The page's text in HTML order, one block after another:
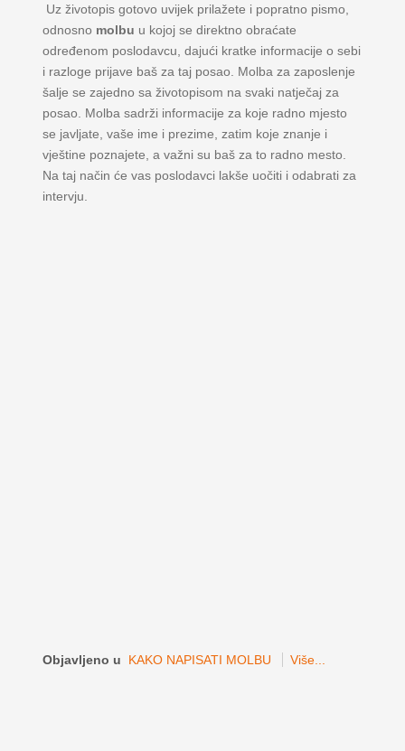
Uz životopis gotovo uvijek prilažete i popratno pismo,
odnosno molbu u kojoj se direktno obraćate
određenom poslodavcu, dajući kratke informacije o sebi
i razloge prijave baš za taj posao. Molba za zaposlenje
šalje se zajedno sa životopisom na svaki natječaj za
posao. Molba sadrži informacije za koje radno mjesto
se javljate, vaše ime i prezime, zatim koje znanje i
vještine poznajete, a važni su baš za to radno mesto.
Na taj način će vas poslodavci lakše uočiti i odabrati za
intervju.
Objavljeno u KAKO NAPISATI MOLBU Više...